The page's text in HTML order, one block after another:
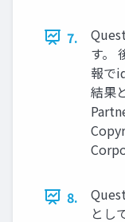
7.
す。
報で
結果
8.
とし